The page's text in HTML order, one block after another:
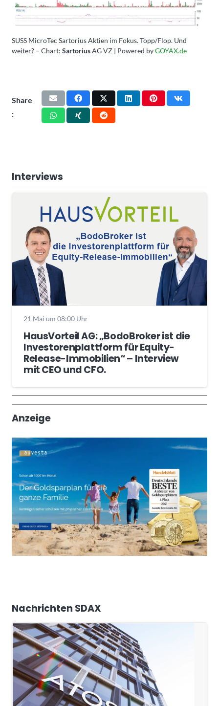
SUSS MicroTec Sartorius Aktien im Fokus. Topp/Flop. Und
weiter? – Chart: SartoriusAG VZ | Powered byGOYAX.de
Share
:
Interviews
21 Mai um 08:00 Uhr
HausVorteil AG: „BodoBroker ist die
Investorenplattform für Equity-
Release-Immobilien“ – Interview
mit CEO und CFO.
Wochenrückblick
Trendthemen
Anzeige
Nachrichten SDAX